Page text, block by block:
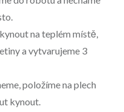
na teplém místě,
a vytvarujeme 3
položíme na plech
kynout.